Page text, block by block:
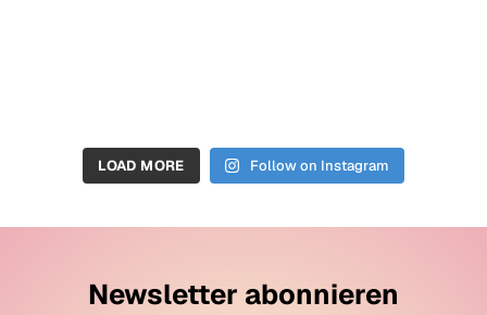
LOAD MORE Follow on Instagram
Newsletter abonnieren